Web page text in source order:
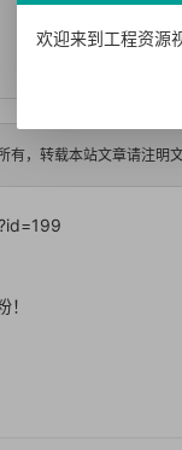
您需要 登录 并 升级
，转载本站文章请注明文
欢迎来到工程资源